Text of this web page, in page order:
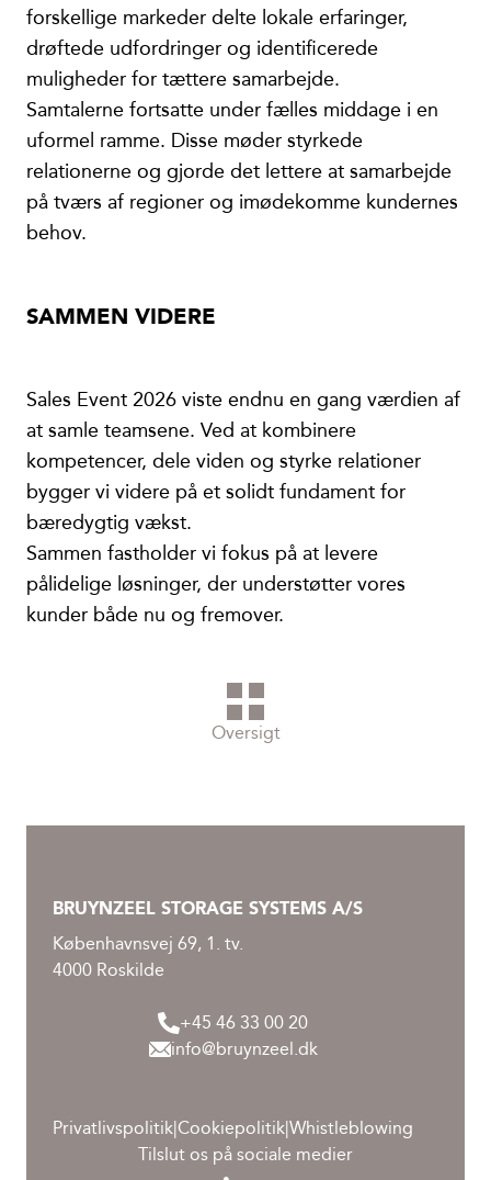
forskellige markeder delte lokale erfaringer,
drøftede udfordringer og identificerede
muligheder for tættere samarbejde.
Samtalerne fortsatte under fælles middage i en
uformel ramme. Disse møder styrkede
relationerne og gjorde det lettere at samarbejde
på tværs af regioner og imødekomme kundernes
behov.
SAMMEN VIDERE
Sales Event 2026 viste endnu en gang værdien af
at samle teamsene. Ved at kombinere
kompetencer, dele viden og styrke relationer
bygger vi videre på et solidt fundament for
bæredygtig vækst.
Sammen fastholder vi fokus på at levere
pålidelige løsninger, der understøtter vores
kunder både nu og fremover.
Oversigt
BRUYNZEEL STORAGE SYSTEMS A/S
Københavnsvej 69, 1. tv.
4000 Roskilde
+45 46 33 00 20
info@bruynzeel.dk
Privatlivspolitik|Cookiepolitik|Whistleblowing
Tilslut os på sociale medier